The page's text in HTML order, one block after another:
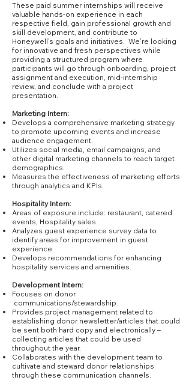
These paid summer internships will receive
valuable hands-on experience in each
respective field, gain professional growth and
skill development, and contribute to
Honeywell’s goals and initiatives. We’re looking
for innovative and fresh perspectives while
providing a structured program where
participants will go through onboarding, project
assignment and execution, mid-internship
review, and conclude with a project
presentation.
Marketing Intern:
Develops a comprehensive marketing strategy
to promote upcoming events and increase
audience engagement.
Utilizes social media, email campaigns, and
other digital marketing channels to reach target
demographics.
Measures the effectiveness of marketing efforts
through analytics and KPIs.
Hospitality Intern:
Areas of exposure include: restaurant, catered
events, Hospitality sales.
Analyzes guest experience survey data to
identify areas for improvement in guest
experience.
Develops recommendations for enhancing
hospitality services and amenities.
Development Intern:
Focuses on donor
communications/stewardship.
Provides project management related to
establishing donor newsletter/articles that could
be sent both hard copy and electronically –
collecting articles that could be used
throughout the year.
Collaborates with the development team to
cultivate and steward donor relationships
through these communication channels.